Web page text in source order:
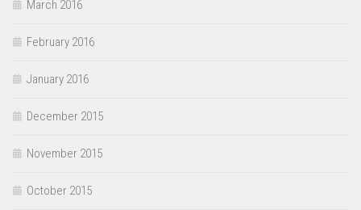
March 2016
February 2016
January 2016
December 2015
November 2015
October 2015